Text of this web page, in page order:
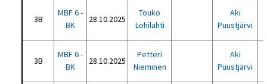
3B
MBF 6 -
BK
28.10.2025
Touko
Lohilahti
Aki
Puustjärvi
3B
MBF 6 -
BK
28.10.2025
Petteri
Nieminen
Aki
Puustjärvi